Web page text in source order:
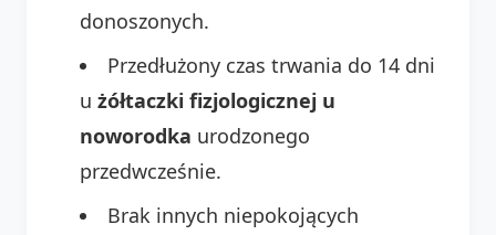
donoszonych.
Przedłużony czas trwania do 14 dni
u żółtaczki fizjologicznej u
noworodka urodzonego
przedwcześnie.
Brak innych niepokojących